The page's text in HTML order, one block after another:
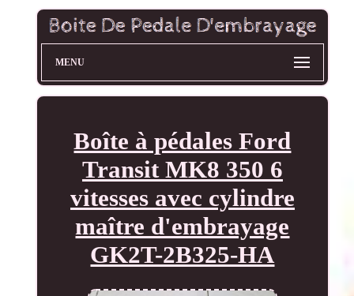
MENU
Boîte à pédales Ford
Transit MK8 350 6
vitesses avec cylindre
maître d'embrayage
GK2T-2B325-HA